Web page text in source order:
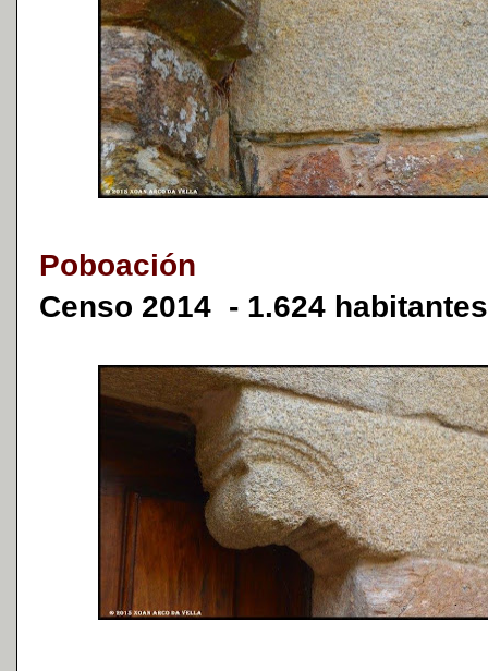
Poboación
Censo 2014 - 1.624